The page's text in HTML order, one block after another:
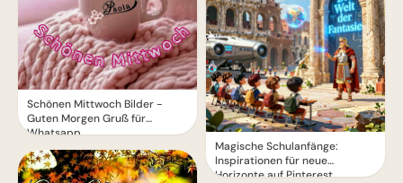
Schönen Mittwoch Bilder -
Guten Morgen Gruß für
Whatsapp
Magische Schulanfänge:
Inspirationen für neue
Horizonte auf Pinterest